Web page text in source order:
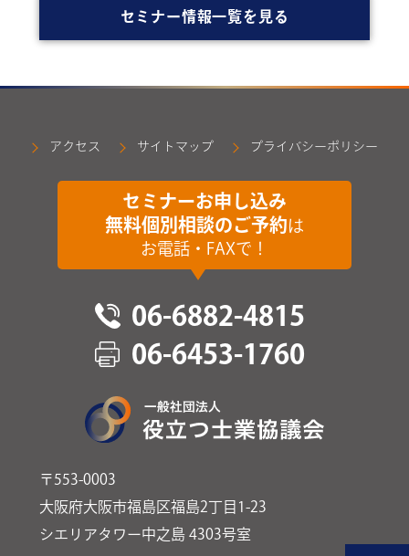
セミナー情報一覧を見る
アクセス サイトマップ プライバシーポリシー
セミナーお申し込み
無料個別相談のご予約は
お電話・FAXで！
06-6882-4815
06-6453-1760
〒553-0003
大阪府大阪市福島区福島2丁目1-23
シエリアタワー中之島 4303号室